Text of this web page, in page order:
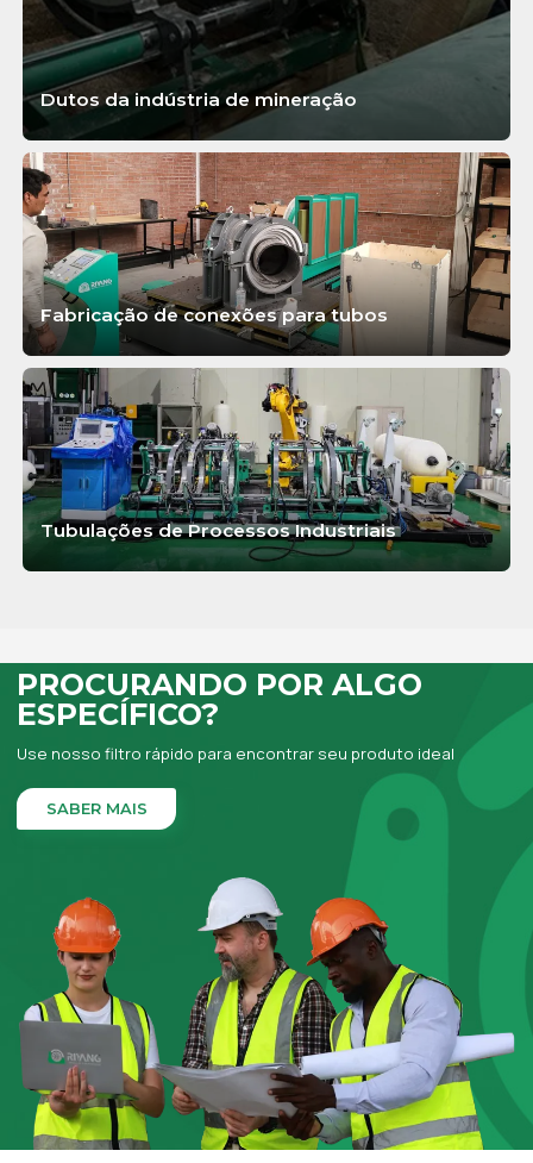
Dutos da indústria de mineração
SABER MAIS
Fabricação de conexões para tubos
SABER MAIS
Tubulações de Processos Industriais
PROCURANDO POR ALGO
ESPECÍFICO?
Use nosso filtro rápido para encontrar seu produto ideal
SABER MAIS